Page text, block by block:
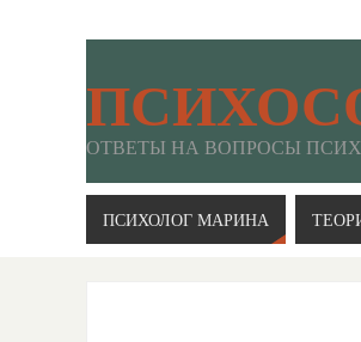
ОТВЕТЫ НА ВОПРОСЫ
ПСИХОЛОГ МАРИНА